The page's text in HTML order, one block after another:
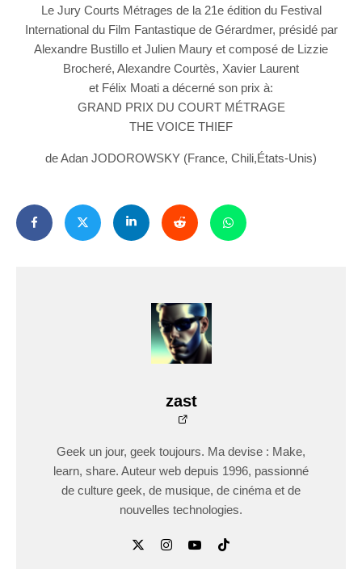
Le Jury Courts Métrages de la 21e édition du Festival
International du Film Fantastique de Gérardmer, présidé par
Alexandre Bustillo et Julien Maury et composé de Lizzie
Brocheré, Alexandre Courtès, Xavier Laurent
et Félix Moati a décerné son prix à:
GRAND PRIX DU COURT MÉTRAGE
THE VOICE THIEF
de Adan JODOROWSKY (France, Chili,États-Unis)
zast
Geek un jour, geek toujours. Ma devise : Make,
learn, share. Auteur web depuis 1996, passionné
de culture geek, de musique, de cinéma et de
nouvelles technologies.